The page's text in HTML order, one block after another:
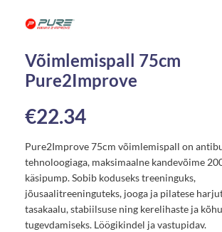
Võimlemispall 75cm
Pure2Improve
€22.34
Pure2Improve 75cm võimlemispall on
tehnoloogiaga, maksimaalne kandevõime
käsipump. Sobib koduseks treeninguks,
jõusaalitreeninguteks, jooga ja pilatese
tasakaalu, stabiilsuse ning kerelihaste ja
tugevdamiseks. Löögikindel ja vastupidav.